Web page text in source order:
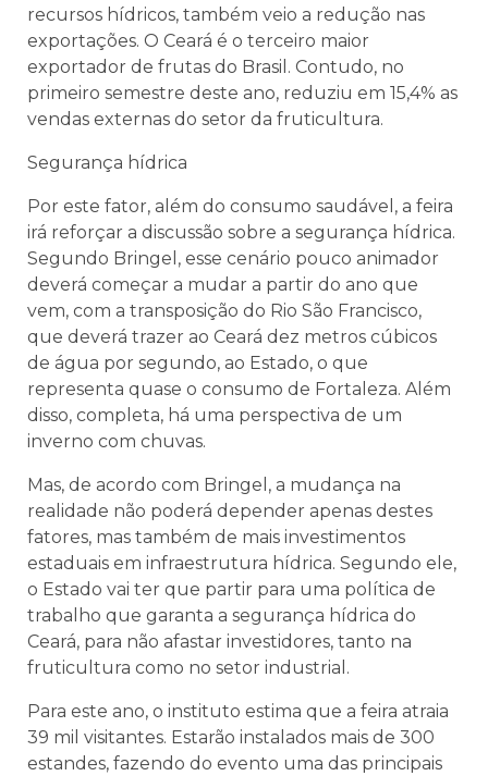
recursos hídricos, também veio a redução nas
exportações. O Ceará é o terceiro maior
exportador de frutas do Brasil. Contudo, no
primeiro semestre deste ano, reduziu em 15,4% as
vendas externas do setor da fruticultura.
Segurança hídrica
Por este fator, além do consumo saudável, a feira
irá reforçar a discussão sobre a segurança hídrica.
Segundo Bringel, esse cenário pouco animador
deverá começar a mudar a partir do ano que
vem, com a transposição do Rio São Francisco,
que deverá trazer ao Ceará dez metros cúbicos
de água por segundo, ao Estado, o que
representa quase o consumo de Fortaleza. Além
disso, completa, há uma perspectiva de um
inverno com chuvas.
Mas, de acordo com Bringel, a mudança na
realidade não poderá depender apenas destes
fatores, mas também de mais investimentos
estaduais em infraestrutura hídrica. Segundo ele,
o Estado vai ter que partir para uma política de
trabalho que garanta a segurança hídrica do
Ceará, para não afastar investidores, tanto na
fruticultura como no setor industrial.
Para este ano, o instituto estima que a feira atraia
39 mil visitantes. Estarão instalados mais de 300
estandes, fazendo do evento uma das principais